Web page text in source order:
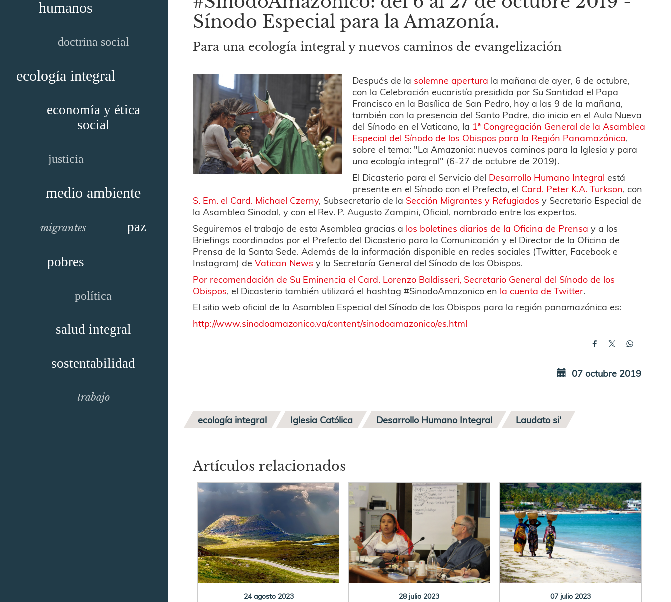
humanos
doctrina social
ecología integral
economía y ética
social
justicia
medio ambiente
migrantes paz
pobres
política
salud integral
sostentabilidad
trabajo
Sínodo Especial para la Amazonía.
Para una ecología integral y nuevos caminos de evangelización
Después de la solemne apertura la mañana de ayer, 6 de octubre,
con la Celebración eucaristía presidida por Su Santidad el Papa
Francisco en la Basílica de San Pedro, hoy a las 9 de la mañana,
también con la presencia del Santo Padre, dio inicio en el Aula Nueva
del Sínodo en el Vaticano, la 1ª Congregación General de la Asamblea
Especial del Sínodo de los Obispos para la Región Panamazónica,
sobre el tema: "La Amazonia: nuevos caminos para la Iglesia y para
una ecología integral" (6-27 de octubre de 2019).
El Dicasterio para el Servicio del Desarrollo Humano Integral está
presente en el Sínodo con el Prefecto, el Card. Peter K.A. Turkson, con
S. Em. el Card. Michael Czerny, Subsecretario de la Sección Migrantes y Refugiados y Secretario Especial de
la Asamblea Sinodal, y con el Rev. P. Augusto Zampini, Oficial, nombrado entre los expertos.
Seguiremos el trabajo de esta Asamblea gracias a los boletines diarios de la Oficina de Prensa y a los
Briefings coordinados por el Prefecto del Dicasterio para la Comunicación y el Director de la Oficina de
Prensa de la Santa Sede. Además de la información disponible en redes sociales (Twitter, Facebook e
Instagram) deVatican News y la Secretaría General del Sínodo de los Obispos.
Por recomendación de Su Eminencia el Card. Lorenzo Baldisseri, Secretario General del Sínodo de los
Obispos, el Dicasterio también utilizará el hashtag #SinodoAmazonico en la cuenta de Twitter.
El sitio web oficial de la Asamblea Especial del Sínodo de los Obispos para la región panamazónica es:
http://www.sinodoamazonico.va/content/sinodoamazonico/es.html
07 octubre 2019
ecología integral Iglesia Católica Desarrollo Humano Integral Laudato si'
Artículos relacionados
24 agosto 2023 28 julio 2023 07 julio 2023